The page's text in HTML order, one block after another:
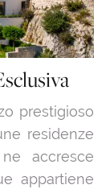
prestigioso
residenze
accresce
appartiene